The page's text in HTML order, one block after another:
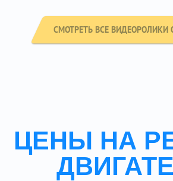
СМОТРЕТЬ ВСЕ ВИДЕОРОЛИКИ
ЦЕНЫ НА